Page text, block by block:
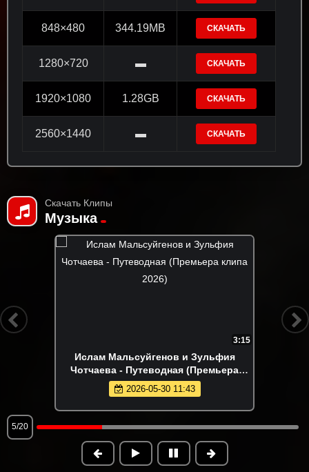
848×480 344.19MB СКАЧАТЬ
1280×720 ▬ СКАЧАТЬ
1920×1080 1.28GB СКАЧАТЬ
2560×1440 ▬ СКАЧАТЬ
Скачать Клипы
Музыка
3:15
Ислам Мальсуйгенов и Зульфия
Чотчаева - Путеводная (Премьера
клипа 2026)
2026-05-30 11:43
5/20